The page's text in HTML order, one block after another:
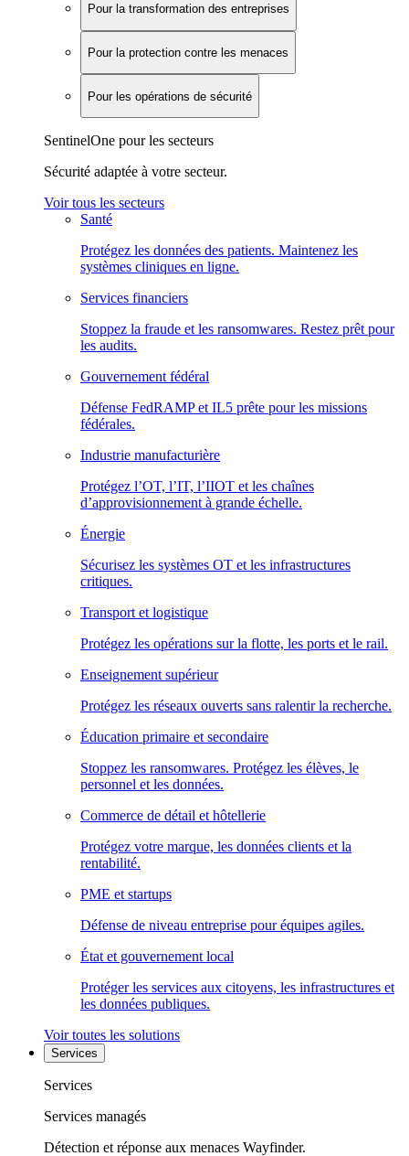
Pour la transformation des entreprises
Pour la protection contre les menaces
Pour les opérations de sécurité
SentinelOne pour les secteurs
Sécurité adaptée à votre secteur.
Voir tous les secteurs
Santé
Protégez les données des patients. Maintenez les
systèmes cliniques en ligne.
Services financiers
Stoppez la fraude et les ransomwares. Restez prêt pour
les audits.
Gouvernement fédéral
Défense FedRAMP et IL5 prête pour les missions
fédérales.
Industrie manufacturière
Protégez l’OT, l’IT, l’IIOT et les chaînes
d’approvisionnement à grande échelle.
Énergie
Sécurisez les systèmes OT et les infrastructures
critiques.
Transport et logistique
Protégez les opérations sur la flotte, les ports et le rail.
Enseignement supérieur
Protégez les réseaux ouverts sans ralentir la recherche.
Éducation primaire et secondaire
Stoppez les ransomwares. Protégez les élèves, le
personnel et les données.
Commerce de détail et hôtellerie
Protégez votre marque, les données clients et la
rentabilité.
PME et startups
Défense de niveau entreprise pour équipes agiles.
État et gouvernement local
Protéger les services aux citoyens, les infrastructures et
les données publiques.
Voir toutes les solutions
Services
Services
Services managés
Détection et réponse aux menaces Wayfinder.